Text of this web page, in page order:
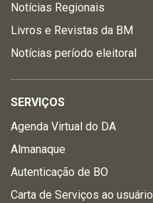
Notícias Regionais
Livros e Revistas da BM
Notícias período eleitoral
SERVIÇOS
Agenda Virtual do DA
Almanaque
Autenticação de BO
Carta de Serviços ao usuário